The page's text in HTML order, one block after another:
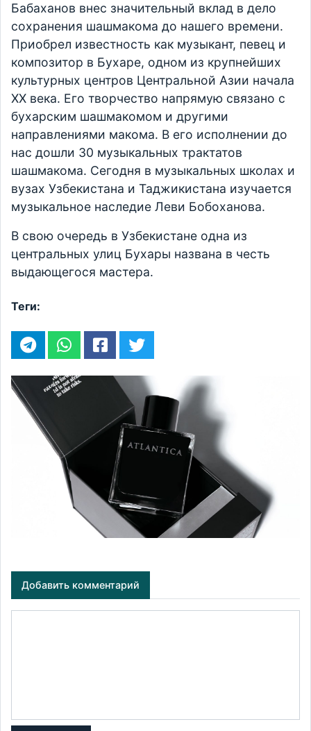
Бабаханов внес значительный вклад в дело
сохранения шашмакома до нашего времени.
Приобрел известность как музыкант, певец и
композитор в Бухаре, одном из крупнейших
культурных центров Центральной Азии начала
ХХ века. Его творчество напрямую связано с
бухарским шашмакомом и другими
направлениями макома. В его исполнении до
нас дошли 30 музыкальных трактатов
шашмакома. Сегодня в музыкальных школах и
вузах Узбекистана и Таджикистана изучается
музыкальное наследие Леви Бобоханова.
В свою очередь в Узбекистане одна из
центральных улиц Бухары названа в честь
выдающегося мастера.
Теги:
Добавить комментарий